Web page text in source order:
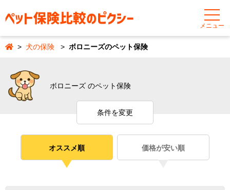
メニュー
犬の保険 ボロニーズのペット保険
ボロニーズ のペット保険
条件を変更
オススメ順 価格が安い順